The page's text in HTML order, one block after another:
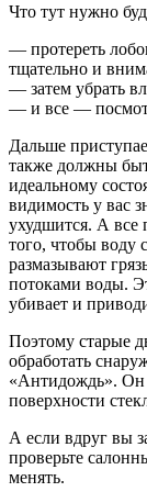
Что тут нужно
— протереть
тщательно и
— затем убрать
— и все —
Дальше
также должны
идеальному
видимость у вас
ухудшится. А все
того, чтобы воду
размазывают
потоками воды.
убивает и
Поэтому старые
обработать
«Антидождь». Он
поверхности
А если вдруг вы
проверьте
менять.